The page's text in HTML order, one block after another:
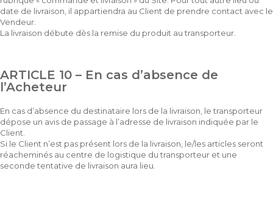
date de livraison, il appartiendra au Client de prendre contact avec le
Vendeur.
La livraison débute dès la remise du produit au transporteur.
ARTICLE 10 – En cas d’absence de
l’Acheteur
En cas d’absence du destinataire lors de la livraison, le transporteur
dépose un avis de passage à l’adresse de livraison indiquée par le
Client.
Si le Client n’est pas présent lors de la livraison, le/les articles seront
réacheminés au centre de logistique du transporteur et une
seconde tentative de livraison aura lieu.